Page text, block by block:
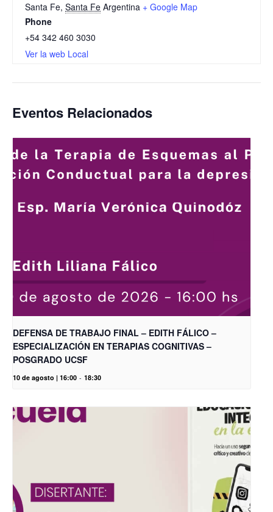
Santa Fe, Santa Fe Argentina + Google Map
Phone
+54 342 460 3030
Ver la web Local
Eventos Relacionados
DEFENSA DE TRABAJO FINAL – EDITH FÁLICO –
ESPECIALIZACIÓN EN TERAPIAS COGNITIVAS –
POSGRADO UCSF
10 de agosto | 16:00 - 18:30